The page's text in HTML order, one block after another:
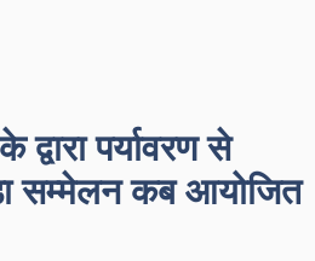
पर्यावरण से
सम्मेलन कब आयोजित